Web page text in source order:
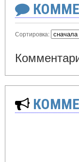
Сортировка: